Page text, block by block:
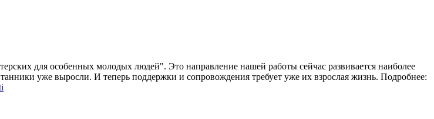
для особенных молодых людей". Это направление нашей работы сейчас развивается наиболее
уже выросли. И теперь поддержки и сопровождения требует уже их взрослая жизнь. Подробнее: